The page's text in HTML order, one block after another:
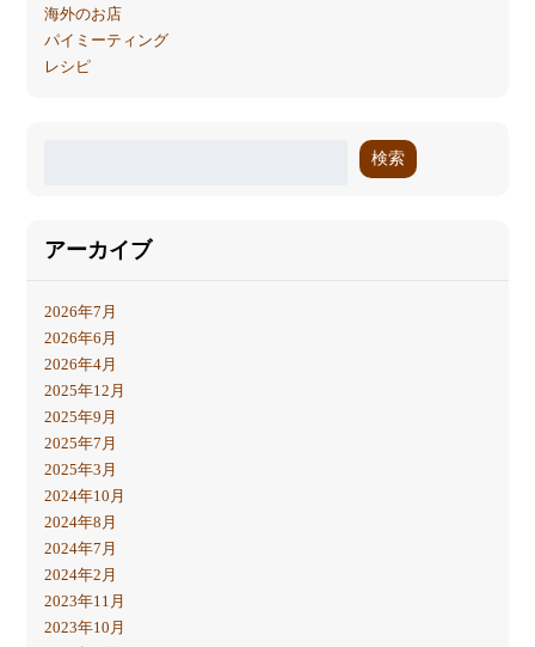
海外のお店
パイミーティング
レシピ
検索
アーカイブ
2026年7月
2026年6月
2026年4月
2025年12月
2025年9月
2025年7月
2025年3月
2024年10月
2024年8月
2024年7月
2024年2月
2023年11月
2023年10月